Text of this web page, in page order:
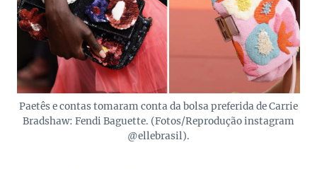
Paetês e contas tomaram conta da bolsa preferida de Carrie
Bradshaw: Fendi Baguette. (Fotos/Reprodução instagram
@ellebrasil).